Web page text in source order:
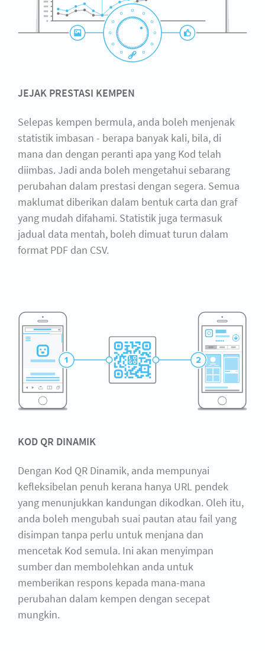
JEJAK PRESTASI KEMPEN
Selepas kempen bermula, anda boleh menjenak
statistik imbasan - berapa banyak kali, bila, di
mana dan dengan peranti apa yang Kod telah
diimbas. Jadi anda boleh mengetahui sebarang
perubahan dalam prestasi dengan segera. Semua
maklumat diberikan dalam bentuk carta dan graf
yang mudah difahami. Statistik juga termasuk
jadual data mentah, boleh dimuat turun dalam
format PDF dan CSV.
KOD QR DINAMIK
Dengan Kod QR Dinamik, anda mempunyai
kefleksibelan penuh kerana hanya URL pendek
yang menunjukkan kandungan dikodkan. Oleh itu,
anda boleh mengubah suai pautan atau fail yang
disimpan tanpa perlu untuk menjana dan
mencetak Kod semula. Ini akan menyimpan
sumber dan membolehkan anda untuk
memberikan respons kepada mana-mana
perubahan dalam kempen dengan secepat
mungkin.